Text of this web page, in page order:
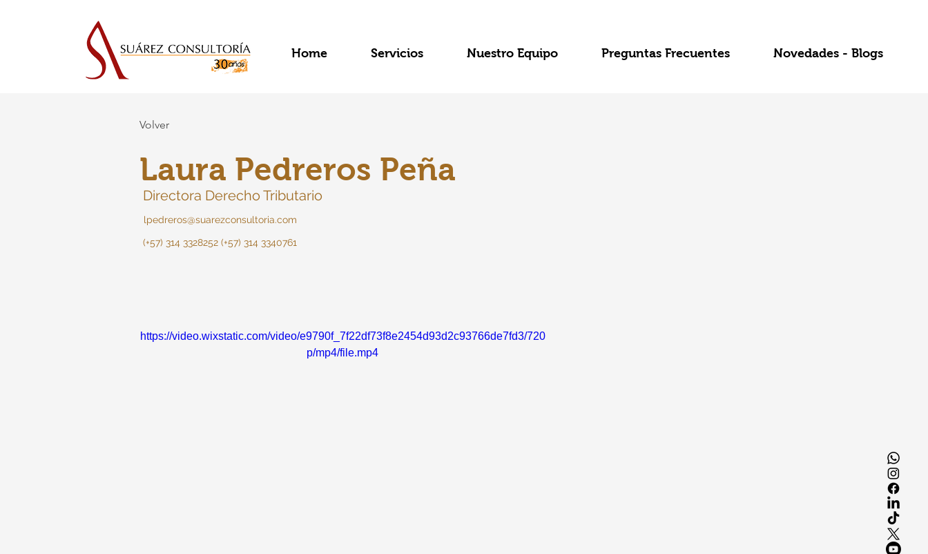
Home Servicios Nuestro Equipo Preguntas Frecuentes Novedades - Blogs
Volver
Laura Pedreros Peña
Directora Derecho Tributario
lpedreros@suarezconsultoria.com
(+57) 314 3328252 (+57) 314 3340761
https://video.wixstatic.com/video/e9790f_7f22df73f8e2454d93d2c93766de7fd3/720
p/mp4/file.mp4